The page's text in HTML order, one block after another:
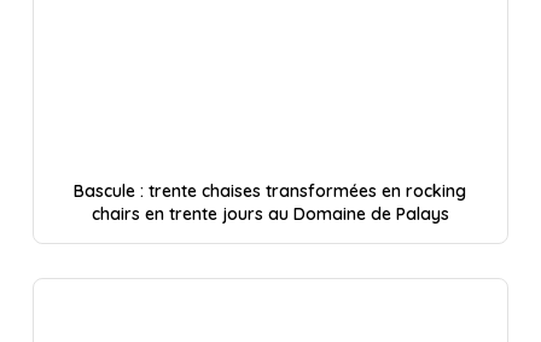
Bascule : trente chaises transformées en rocking
chairs en trente jours au Domaine de Palays